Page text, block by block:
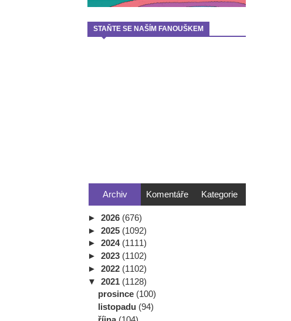
STAŇTE SE NAŠÍM FANOUŠKEM
Archiv Komentáře Kategorie
► 2026 (676)
► 2025 (1092)
► 2024 (1111)
► 2023 (1102)
► 2022 (1102)
▼ 2021 (1128)
prosince (100)
listopadu (94)